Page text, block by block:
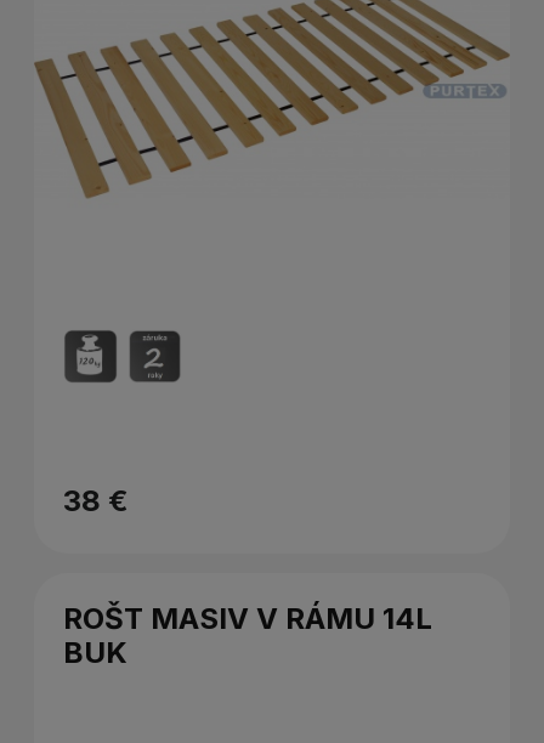
38 €
ROŠT MASIV V RÁMU 14L
BUK